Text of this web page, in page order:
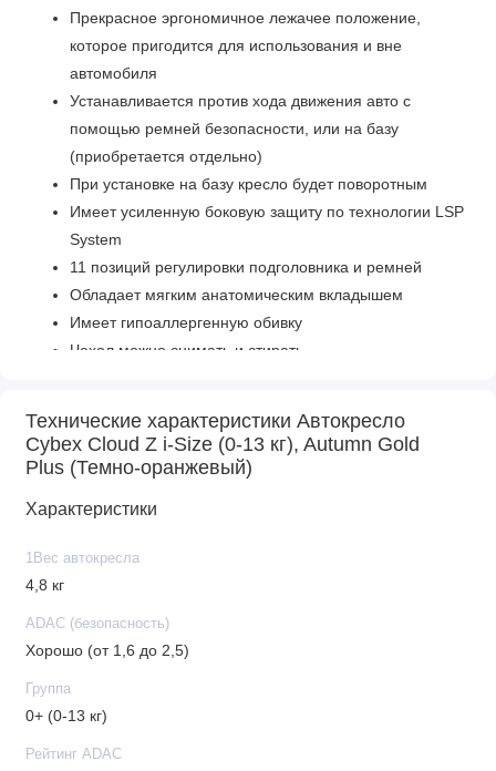
Прекрасное эргономичное лежачее положение,
которое пригодится для использования и вне
автомобиля
Устанавливается против хода движения авто с
помощью ремней безопасности, или на базу
(приобретается отдельно)
При установке на базу кресло будет поворотным
Имеет усиленную боковую защиту по технологии LSP
System
11 позиций регулировки подголовника и ремней
Обладает мягким анатомическим вкладышем
Имеет гипоаллергенную обивку
Чехол можно снимать и стирать
Характеристики
Способ установки: против направления движения
Группа: 0+, с рождения до года, вес до 13 кг
Способ крепления ребенка: внутренними
Способ крепления автокресла: автомобильным 3-х
точечным ремнем или isofix (при помощи базы Cybex
Стандарт безопасности: i-Size
Технические характеристики Автокресло
Cybex Cloud Z i-Size (0-13 кг), Autumn Gold
Plus (Темно-оранжевый)
Характеристики
1Вес автокресла
4,8 кг
ADAC (безопасность)
Хорошо (от 1,6 до 2,5)
Группа
0+ (0-13 кг)
Рейтинг ADAC